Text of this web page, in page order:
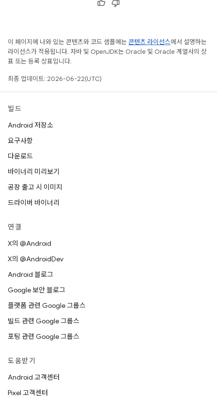
이 페이지에 나와 있는 콘텐츠와 코드 샘플에는 콘텐츠 라이선스에서 설명하는
라이선스가 적용됩니다. 자바 및 OpenJDK는 Oracle 및 Oracle 계열사의 상
표 또는 등록 상표입니다.
최종 업데이트: 2026-06-22(UTC)
빌드
Android 저장소
요구사항
다운로드
바이너리 미리보기
공장 출고 시 이미지
드라이버 바이너리
연결
X의 @Android
X의 @AndroidDev
Android 블로그
Google 보안 블로그
플랫폼 관련 Google 그룹스
빌드 관련 Google 그룹스
포팅 관련 Google 그룹스
도움받기
Android 고객센터
Pixel 고객센터